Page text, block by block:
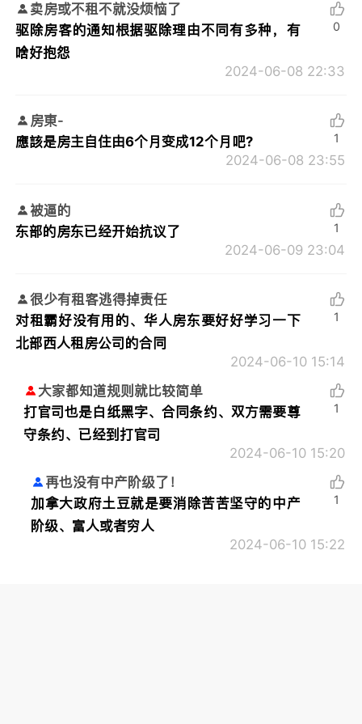
卖房或不租不就没烦恼了
驱除房客的通知根据驱除理由不同有多种，有
啥好抱怨
2024-06-08 22:33
0
房東-
應該是房主自住由6个月变成12个月吧?
2024-06-08 23:55
1
被逼的
东部的房东已经开始抗议了
2024-06-09 23:04
1
很少有租客逃得掉责任
对租霸好没有用的、华人房东要好好学习一下
北部西人租房公司的合同
2024-06-10 15:14
1
大家都知道规则就比较简单
打官司也是白纸黑字、合同条约、双方需要尊
守条约、已经到打官司
2024-06-10 15:20
1
再也没有中产阶级了！
加拿大政府土豆就是要消除苦苦坚守的中产
阶级、富人或者穷人
2024-06-10 15:22
1